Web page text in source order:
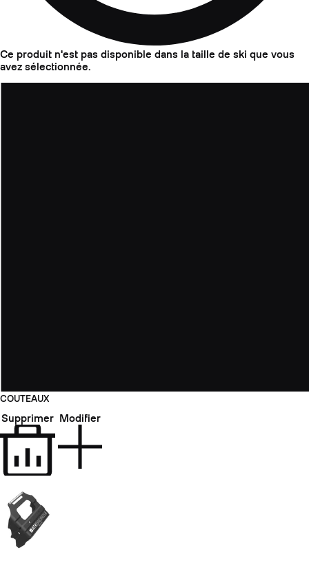
Ce produit n'est pas disponible dans la taille de ski que vous
avez sélectionnée.
COUTEAUX
Supprimer Modifier